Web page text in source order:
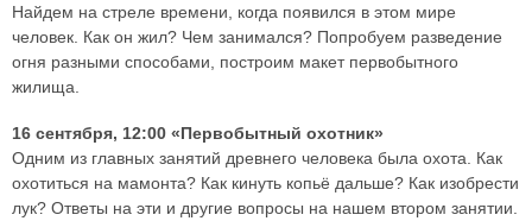
Найдем на стреле времени, когда появился в этом мире
человек. Как он жил? Чем занимался? Попробуем разведение
огня разными способами, построим макет первобытного
жилища.
16 сентября, 12:00 «Первобытный охотник»
Одним из главных занятий древнего человека была охота. Как
охотиться на мамонта? Как кинуть копьё дальше? Как изобрести
лук? Ответы на эти и другие вопросы на нашем втором занятии.